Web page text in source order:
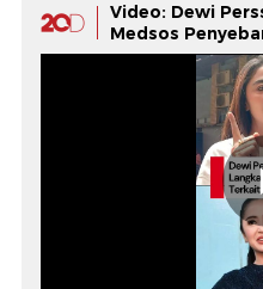
Video: Dewi
Medsos